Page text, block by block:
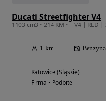
Ducati Streetfighter V4
1 km Benzyna
Katowice (Śląskie)
Firma • Podbite